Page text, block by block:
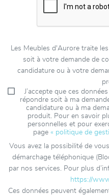
Les Meubles d'Aurore traite
soit à votre demande de
candidature ou à votre
J’accepte que ces
répondre soit à ma
candidature ou à ma
produit. Pour en savoir
personnelles et pour
page « politique de
Vous avez la possibilité de
démarchage téléphonique
par nos services. Pour plus
https://
Ces données peuvent